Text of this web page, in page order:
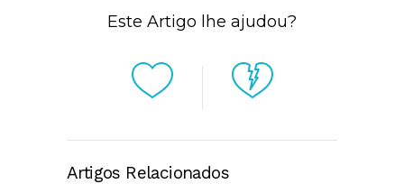
Este Artigo lhe ajudou?
Artigos Relacionados